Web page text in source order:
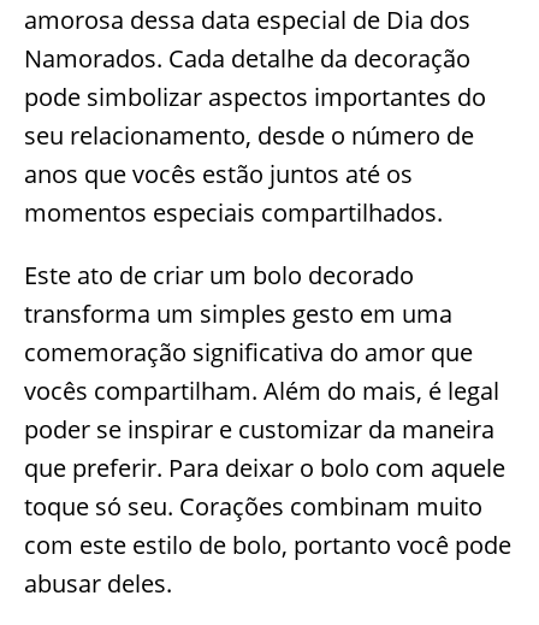
amorosa dessa data especial de Dia dos
Namorados. Cada detalhe da decoração
pode simbolizar aspectos importantes do
seu relacionamento, desde o número de
anos que vocês estão juntos até os
momentos especiais compartilhados.
Este ato de criar um bolo decorado
transforma um simples gesto em uma
comemoração significativa do amor que
vocês compartilham. Além do mais, é legal
poder se inspirar e customizar da maneira
que preferir. Para deixar o bolo com aquele
toque só seu. Corações combinam muito
com este estilo de bolo, portanto você pode
abusar deles.